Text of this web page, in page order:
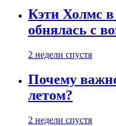
Кэти Холмс
обнялась с
2 недели спустя
Почему
летом?
2 недели спустя